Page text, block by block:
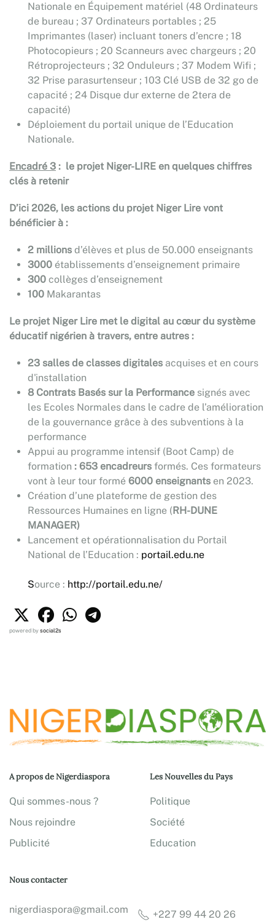
Nationale en Équipement matériel (48 Ordinateurs
de bureau ; 37 Ordinateurs portables ; 25
Imprimantes (laser) incluant toners d’encre ; 18
Photocopieurs ; 20 Scanneurs avec chargeurs ; 20
Rétroprojecteurs ; 32 Onduleurs ; 37 Modem Wifi ;
32 Prise parasurtenseur ; 103 Clé USB de 32 go de
capacité ; 24 Disque dur externe de 2tera de
capacité)
Déploiement du portail unique de l’Education
Nationale.
Encadré 3 : le projet Niger-LIRE en quelques chiffres
clés à retenir
D’ici 2026, les actions du projet Niger Lire vont
bénéficier à :
2 millions d’élèves et plus de 50.000 enseignants
3000 établissements d’enseignement primaire
300 collèges d’enseignement
100 Makarantas
Le projet Niger Lire met le digital au cœur du système
éducatif nigérien à travers, entre autres :
23 salles de classes digitales acquises et en cours
d'installation
8 Contrats Basés sur la Performance signés avec
les Ecoles Normales dans le cadre de l’amélioration
de la gouvernance grâce à des subventions à la
performance
Appui au programme intensif (Boot Camp) de
formation : 653 encadreurs formés. Ces formateurs
vont à leur tour formé 6000 enseignants en 2023.
Création d’une plateforme de gestion des
Ressources Humaines en ligne ( RH-DUNE
MANAGER)
Lancement et opérationnalisation du Portail
National de l’Education : portail.edu.ne
Source : http://portail.edu.ne/
powered bysocial2s
A propos de Nigerdiaspora
Qui sommes-nous ?
Nous rejoindre
Publicité
Les Nouvelles du Pays
Politique
Société
Education
Nous contacter
nigerdiaspora@gmail.com +227 99 44 20 26